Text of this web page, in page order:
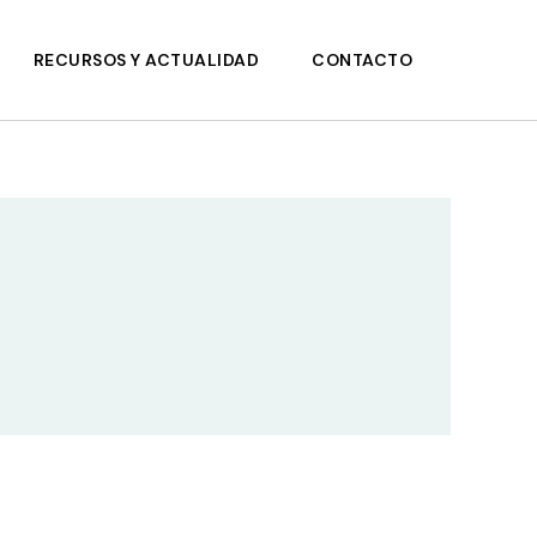
RECURSOS Y ACTUALIDAD CONTACTO